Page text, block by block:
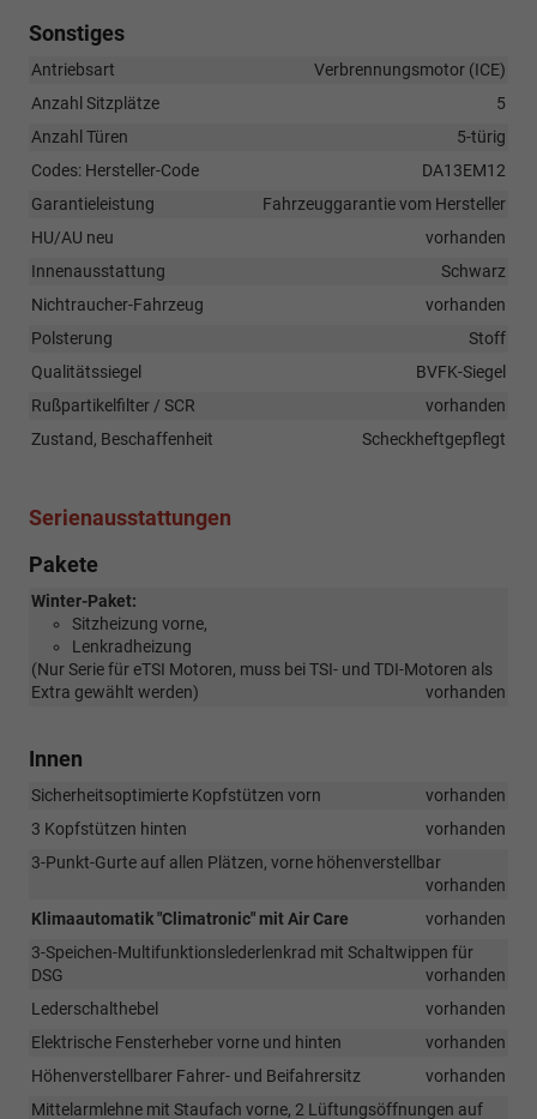
Sonstiges
Antriebsart
Verbrennungsmotor (ICE)
Anzahl Sitzplätze
5
Anzahl Türen
5-türig
Codes: Hersteller-Code
DA13EM12
Garantieleistung
Fahrzeuggarantie vom Hersteller
HU/AU neu
vorhanden
Innenausstattung
Schwarz
Nichtraucher-Fahrzeug
vorhanden
Polsterung
Stoff
Qualitätssiegel
BVFK-Siegel
Rußpartikelfilter / SCR
vorhanden
Zustand, Beschaffenheit
Scheckheftgepflegt
Serienausstattungen
Pakete
Winter-Paket:
Sitzheizung vorne,
Lenkradheizung
(Nur Serie für eTSI Motoren, muss bei TSI- und TDI-Motoren als
Extra gewählt werden)
vorhanden
Innen
Sicherheitsoptimierte Kopfstützen vorn
vorhanden
3 Kopfstützen hinten
vorhanden
3-Punkt-Gurte auf allen Plätzen, vorne höhenverstellbar
vorhanden
Klimaautomatik "Climatronic" mit Air Care
vorhanden
3-Speichen-Multifunktionslederlenkrad mit Schaltwippen für
DSG
vorhanden
Lederschalthebel
vorhanden
Elektrische Fensterheber vorne und hinten
vorhanden
Höhenverstellbarer Fahrer- und Beifahrersitz
vorhanden
Mittelarmlehne mit Staufach vorne, 2 Lüftungsöffnungen auf